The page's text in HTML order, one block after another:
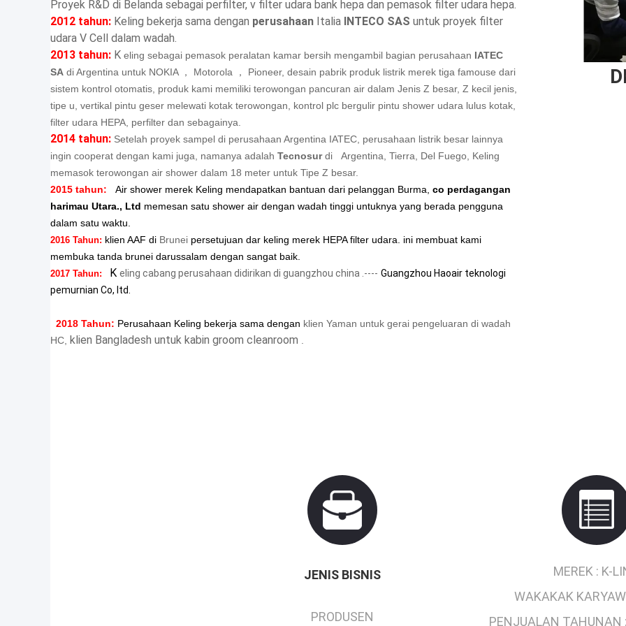
Proyek R&D di Belanda sebagai perfilter, v filter udara bank hepa dan pemasok filter udara hepa.
2012 tahun: Keling bekerja sama dengan perusahaan Italia INTECO SAS untuk proyek filter
udara V Cell dalam wadah.
2013 tahun: K eling sebagai pemasok peralatan kamar bersih mengambil bagian perusahaan IATEC
SA di Argentina untuk NOKIA ， Motorola ， Pioneer, desain pabrik produk listrik merek tiga famouse dari
sistem kontrol otomatis, produk kami memiliki terowongan pancuran air dalam Jenis Z besar, Z kecil jenis,
tipe u, vertikal pintu geser melewati kotak terowongan, kontrol plc bergulir pintu shower udara lulus kotak,
filter udara HEPA, perfilter dan sebagainya.
2014 tahun: Setelah proyek sampel di perusahaan Argentina IATEC, perusahaan listrik besar lainnya
ingin cooperat dengan kami juga, namanya adalah Tecnosurdi
Argentina, Tierra, Del Fuego, Keling
memasok terowongan air shower dalam 18 meter untuk Tipe Z besar.
2015 tahun:
Air shower merek Keling mendapatkan bantuan dari pelanggan Burma, co perdagangan
harimau Utara., Ltd memesan satu shower air dengan wadah tinggi untuknya yang berada pengguna
dalam satu waktu.
2016 Tahun: klien AAF di Brunei persetujuan dar keling merek HEPA filter udara. ini membuat kami
membuka tanda brunei darussalam dengan sangat baik.
2017 Tahun: K eling cabang perusahaan didirikan di guangzhou china .---- Guangzhou Haoair teknologi
pemurnian Co, ltd.
2018 Tahun: Perusahaan Keling bekerja sama dengan klien Yaman untuk gerai pengeluaran di wadah
HC, klien Bangladesh untuk kabin groom cleanroom .
JENIS BISNIS
PRODUSEN
MEREK : K-
WAKAKAK
PENJUALAN TAHUNAN :